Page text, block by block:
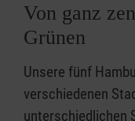
Von ganz
Grünen
Unsere fünf
verschiedenen
unterschiedlichen